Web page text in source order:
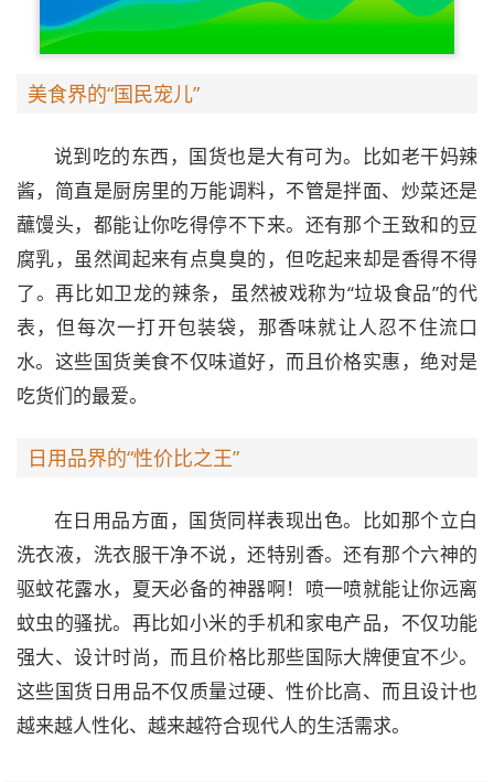
美食界的“国民宠儿”
说到吃的东西，国货也是大有可为。比如老干妈辣
酱，简直是厨房里的万能调料，不管是拌面、炒菜还是
蘸馒头，都能让你吃得停不下来。还有那个王致和的豆
腐乳，虽然闻起来有点臭臭的，但吃起来却是香得不得
了。再比如卫龙的辣条，虽然被戏称为“垃圾食品”的代
表，但每次一打开包装袋，那香味就让人忍不住流口
水。这些国货美食不仅味道好，而且价格实惠，绝对是
吃货们的最爱。
日用品界的“性价比之王”
在日用品方面，国货同样表现出色。比如那个立白
洗衣液，洗衣服干净不说，还特别香。还有那个六神的
驱蚊花露水，夏天必备的神器啊！喷一喷就能让你远离
蚊虫的骚扰。再比如小米的手机和家电产品，不仅功能
强大、设计时尚，而且价格比那些国际大牌便宜不少。
这些国货日用品不仅质量过硬、性价比高、而且设计也
越来越人性化、越来越符合现代人的生活需求。